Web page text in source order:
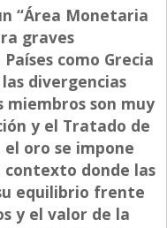
“Área Monetaria
graves
como Grecia
divergencias
miembros son muy
y el Tratado de
oro se impone
donde las
equilibrio frente
y el valor de la